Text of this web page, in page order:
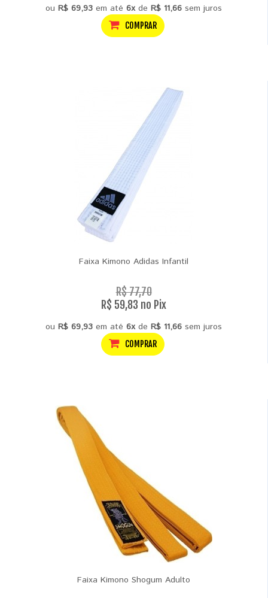
ou R$ 69,93 em até 6xde R$ 11,66 sem juros
COMPRAR
Faixa Kimono Adidas Infantil
R$ 77,70
R$ 59,83 no Pix
ou R$ 69,93 em até 6xde R$ 11,66 sem juros
COMPRAR
Faixa Kimono Shogum Adulto